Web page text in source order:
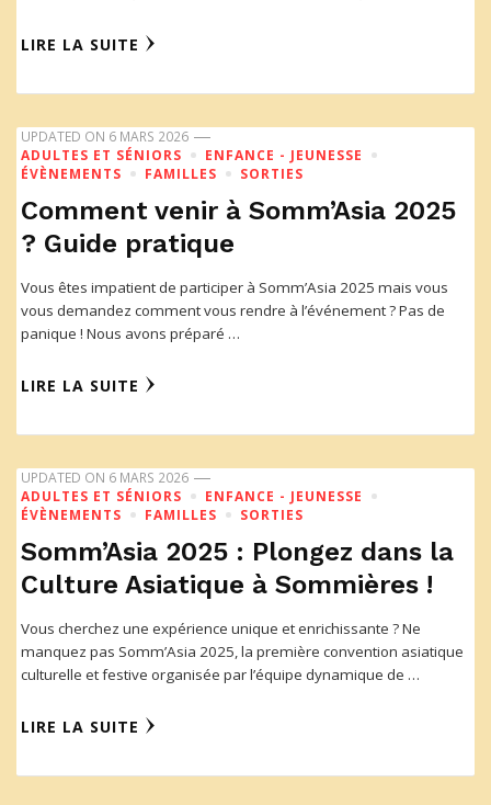
LIRE LA SUITE
UPDATED ON 6 MARS 2026
ADULTES ET SÉNIORS
ENFANCE - JEUNESSE
ÉVÈNEMENTS
FAMILLES SORTIES
Comment venir à Somm’Asia 2025
? Guide pratique
Vous êtes impatient de participer à Somm’Asia 2025 mais vous
vous demandez comment vous rendre à l’événement ? Pas de
panique ! Nous avons préparé …
LIRE LA SUITE
UPDATED ON 6 MARS 2026
ADULTES ET SÉNIORS
ENFANCE - JEUNESSE
ÉVÈNEMENTS
FAMILLES SORTIES
Somm’Asia 2025 : Plongez dans la
Culture Asiatique à Sommières !
Vous cherchez une expérience unique et enrichissante ? Ne
manquez pas Somm’Asia 2025, la première convention asiatique
culturelle et festive organisée par l’équipe dynamique de …
LIRE LA SUITE